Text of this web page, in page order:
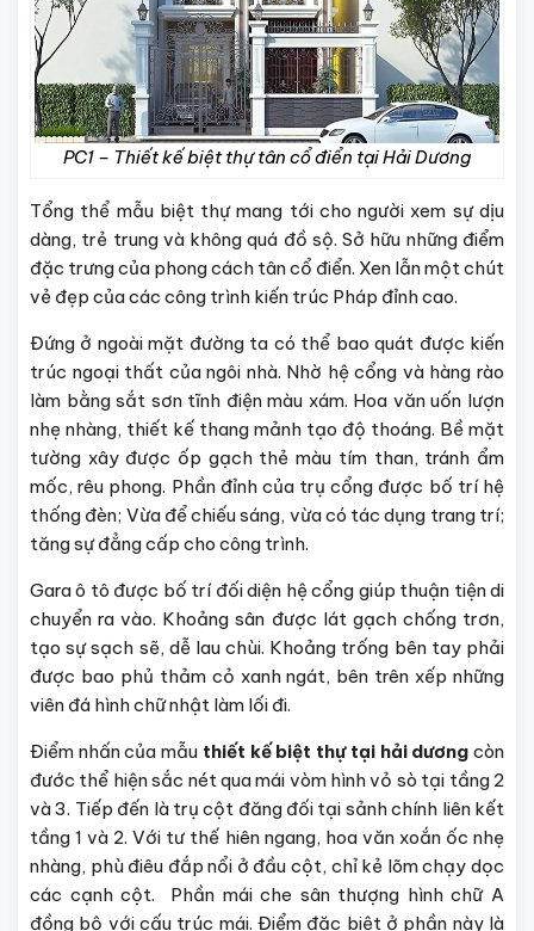
PC1 – Thiết kế biệt thự tân cổ điển tại Hải Dương
Tổng thể mẫu biệt thự mang tới cho người xem sự dịu
dàng, trẻ trung và không quá đồ sộ. Sở hữu những điểm
đặc trưng của phong cách tân cổ điển. Xen lẫn một chút
vẻ đẹp của các công trình kiến trúc Pháp đỉnh cao.
Đứng ở ngoài mặt đường ta có thể bao quát được kiến
trúc ngoại thất của ngôi nhà. Nhờ hệ cổng và hàng rào
làm bằng sắt sơn tĩnh điện màu xám. Hoa văn uốn lượn
nhẹ nhàng, thiết kế thang mảnh tạo độ thoáng. Bề mặt
tường xây được ốp gạch thẻ màu tím than, tránh ẩm
mốc, rêu phong. Phần đỉnh của trụ cổng được bố trí hệ
thống đèn; Vừa để chiếu sáng, vừa có tác dụng trang trí;
tăng sự đẳng cấp cho công trình.
Gara ô tô được bố trí đối diện hệ cổng giúp thuận tiện di
chuyển ra vào. Khoảng sân được lát gạch chống trơn,
tạo sự sạch sẽ, dễ lau chùi. Khoảng trống bên tay phải
được bao phủ thảm cỏ xanh ngát, bên trên xếp những
viên đá hình chữ nhật làm lối đi.
Điểm nhấn của mẫu thiết kế biệt thự tại hải dương còn
đước thể hiện sắc nét qua mái vòm hình vỏ sò tại tầng 2
và 3. Tiếp đến là trụ cột đăng đối tại sảnh chính liên kết
tầng 1 và 2. Với tư thế hiên ngang, hoa văn xoắn ốc nhẹ
nhàng, phù điêu đắp nổi ở đầu cột, chỉ kẻ lõm chạy dọc
các cạnh cột. Phần mái che sân thượng hình chữ A
đồng bộ với cấu trúc mái. Điểm đặc biệt ở phần này là